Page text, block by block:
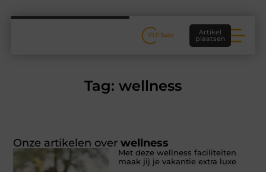
Artikel
plaatsen
Tag: wellness
Onze artikelen overwellness
Met deze wellness faciliteiten
maak jij je vakantie extra luxe